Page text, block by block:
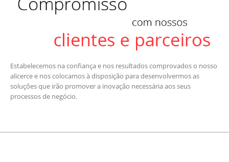
Estabelecemos na confiança e nos resultados comprovados o nosso
alicerce e nos colocamos à disposição para desenvolvermos as
soluções que irão promover a inovação necessária aos seus
processos de negócio.